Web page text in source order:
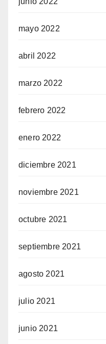
mayo 2022
abril 2022
marzo 2022
febrero 2022
enero 2022
diciembre 2021
noviembre 2021
octubre 2021
septiembre 2021
agosto 2021
julio 2021
junio 2021